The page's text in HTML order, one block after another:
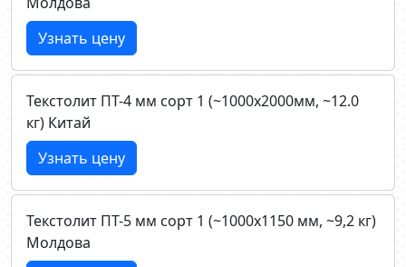
Узнать цену
Текстолит ПТ-4 мм сорт 1 (~1000х2000мм, ~12.0
кг) Китай
Узнать цену
Текстолит ПТ-5 мм сорт 1 (~1000х1150 мм, ~9,2 кг)
Молдова